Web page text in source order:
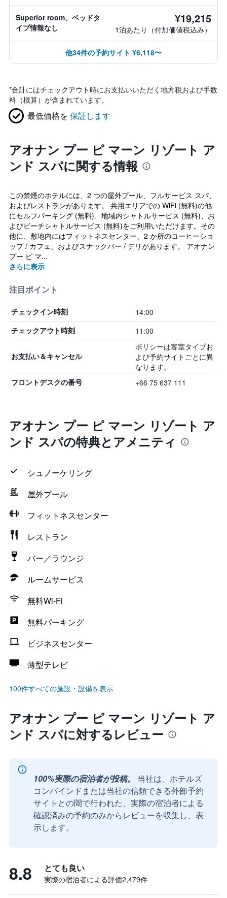
Superior room、ベッドタ
イプ情報なし
¥19,215
1泊あたり（付加価値税込み）
他34件の予約サイト ¥6,118〜
*合計にはチェックアウト時にお支払いいただく地方税および手数
料（概算）が含まれています。
最低価格を 保証します
アオナン プー ピ マーン リゾート ア
ンド スパに関する情報
この禁煙のホテルには、2 つの屋外プール、フルサービス スパ、
およびレストランがあります。 共用エリアでの WiFi (無料)の他
にセルフパーキング (無料)、地域内シャトルサービス (無料)、お
よびビーチシャトルサービス (無料)をご利用いただけます。その
他に、敷地内にはフィットネスセンター、2 か所のコーヒーショ
ップ / カフェ、およびスナックバー / デリがあります。 アオナン
プー ピ マ...
さらに表示
注目ポイント
チェックイン時刻 14:00
チェックアウト時刻 11:00
お支払い＆キャンセル
ポリシーは客室タイプお
よび予約サイトごとに異
なります。
フロントデスクの番号 +66 75 637 111
アオナン プー ピ マーン リゾート ア
ンド スパの特典とアメニティ
シュノーケリング
屋外プール
フィットネスセンター
レストラン
バー／ラウンジ
ルームサービス
無料Wi-Fi
無料パーキング
ビジネスセンター
薄型テレビ
100件すべての施設・設備を表示
アオナン プー ピ マーン リゾート ア
ンド スパに対するレビュー
100%実際の宿泊者が投稿。
当社は、ホテルズ
コンバインドまたは当社の信頼できる外部予約
サイトとの間で行われた、実際の宿泊者による
確認済みの予約のみからレビューを収集し、表
示します。
8.8 とても良い
実際の宿泊者による評価2,479​件